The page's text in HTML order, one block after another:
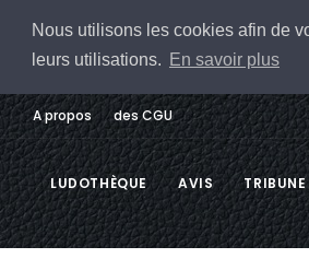
Nous utilisons les cookies afin de
leurs utilisations.
En savoir plus
A propos des CGU
LUDOTHÈQUE AVIS TRIBUNE